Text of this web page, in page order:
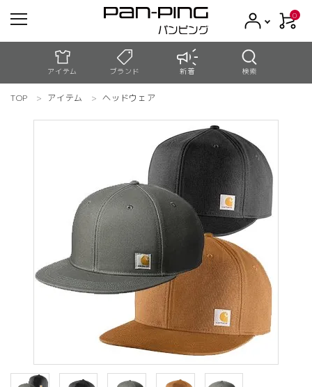
0
アイテム ブランド 新着 検索
meeting_room ログイン person 新規会員登録
search
アウトレット
お買い物ガイド
特定商取引法について
TOP アイテム ヘッドウェア